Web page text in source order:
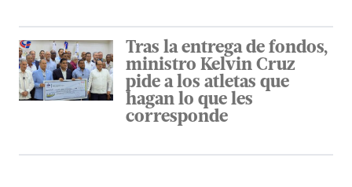
Tras la entrega de fondos,
ministro Kelvin Cruz
pide a los atletas que
hagan lo que les
corresponde